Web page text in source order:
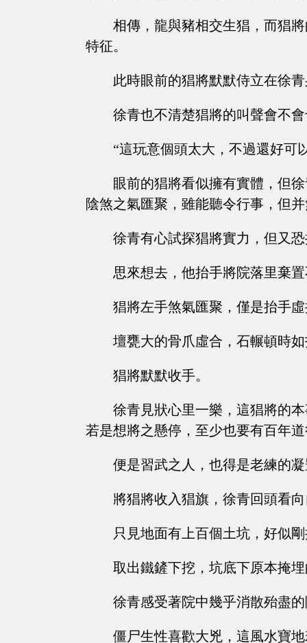
相傳，龍與豬相交生猖，而猖
特征。
此時眼前的猖將默默侍立在徐
徐青也不清楚猖將的叫聲會不
“這玩意個頭太大，不過還好可
眼前的猖將看似擁有實體，但
陰煞之氣匯聚，雖能聽令行事，但
徐青有心試探猖將實力，但又
思來想去，他抬手將院落里棄
猖將左手煞氣匯聚，僅是抬手
壇甕大的骨爪虛合，石輾頓時
猖將默默收手。
徐青見狀心里一樂，這猖將的
若是想將之懸停，至少也要有百年
便是習武之人，也得是老練的
將猖將收入猖旗，徐青回頭看
只見地面有上百個土坑，好似
取出鐵鏟下挖，坑底下原本掩
徐青感受著院中幾乎消散殆盡
僵尸生性喜歡大兇，這風水寶